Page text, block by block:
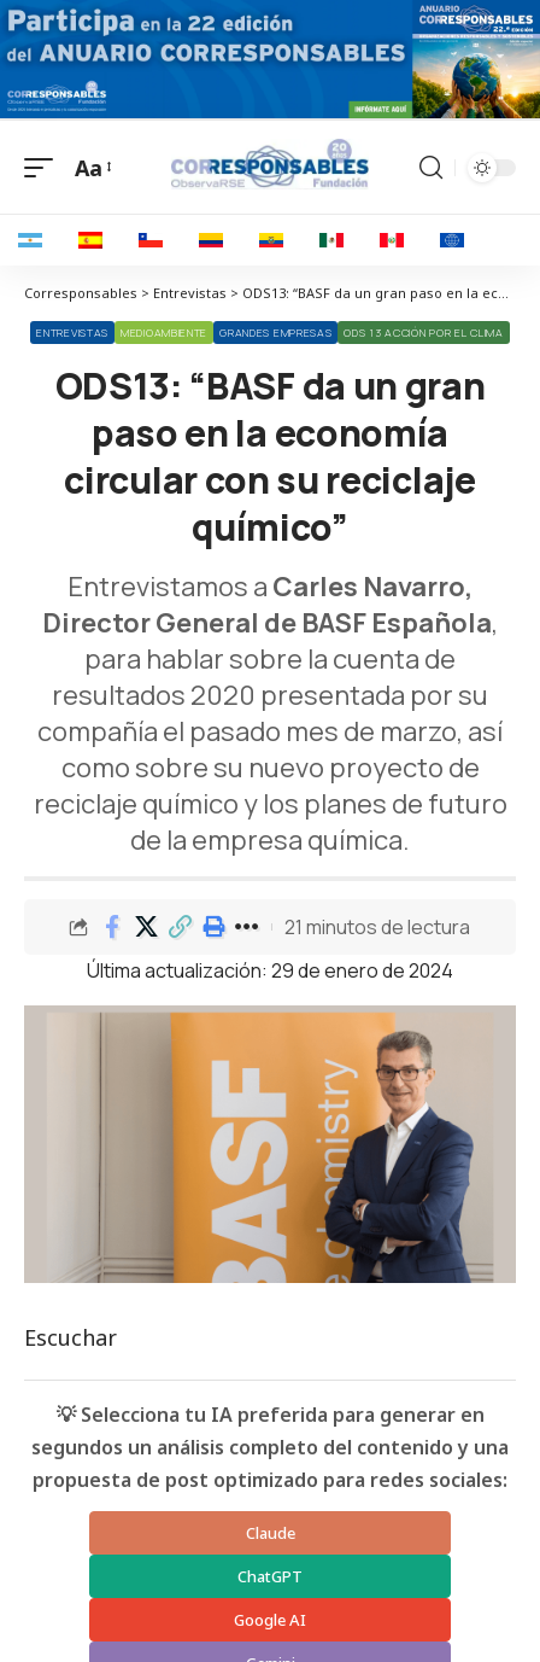
Aa
Corresponsables > Entrevistas > ODS13: “BASF da un gran paso en la economía circular con su reciclaje químico”
ENTREVISTAS MEDIOAMBIENTE GRANDES EMPRESAS ODS 13 ACCIÓN POR EL CLIMA
ODS13: “BASF da un gran
paso en la economía
circular con su reciclaje
químico”
Entrevistamos a Carles Navarro,
Director General de BASF Española,
para hablar sobre la cuenta de
resultados 2020 presentada por su
compañía el pasado mes de marzo, así
como sobre su nuevo proyecto de
reciclaje químico y los planes de futuro
de la empresa química.
Última actualización: 29 de enero de 2024
21 minutos de lectura
Escuchar
💡 Selecciona tu IA preferida para generar en
segundos un análisis completo del contenido y una
propuesta de post optimizado para redes sociales:
Claude
ChatGPT
Google AI